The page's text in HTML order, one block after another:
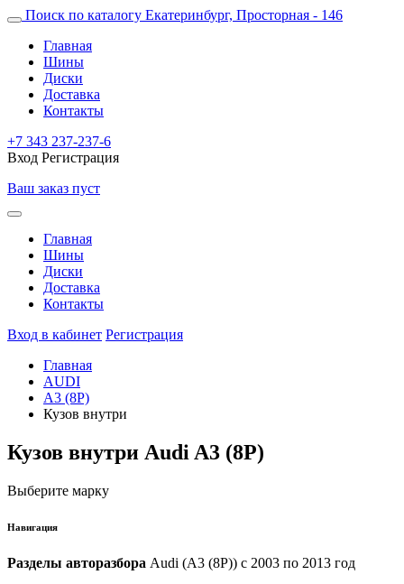
Поиск по каталогу Екатеринбург, Просторная - 146
Главная
Шины
Диски
Доставка
Контакты
+7 343 237-237-6
Вход Регистрация
Ваш заказ пуст
Главная
Шины
Диски
Доставка
Контакты
Вход в кабинет Регистрация
Главная
AUDI
A3 (8P)
Кузов внутри
Кузов внутри Audi A3 (8P)
Выберите марку
Навигация
Разделы авторазбора Audi (A3 (8P)) с 2003 по 2013 год